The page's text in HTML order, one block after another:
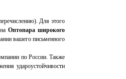
Для этого
на Оптопара широкого
вашего письменного
по России. Также
удароустойчивости